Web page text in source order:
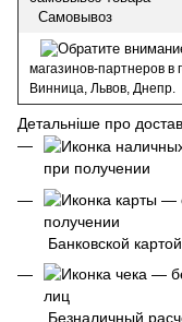
Самовывоз
магазинов-партнеров в
Винница, Львов, Днепр.
Детальніше про
при получении
Банковской
Безналичный